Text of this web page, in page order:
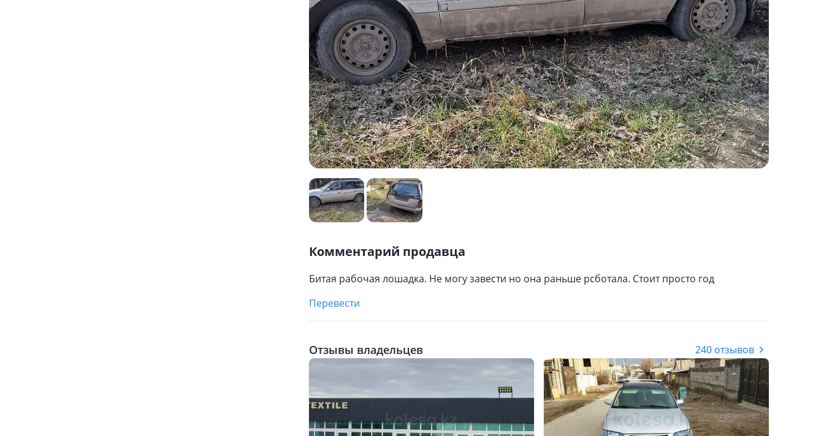
Комментарий продавца
Битая рабочая лошадка. Не могу завести но она раньше рсботала. Стоит просто год
Перевести
Отзывы владельцев 240 отзывов